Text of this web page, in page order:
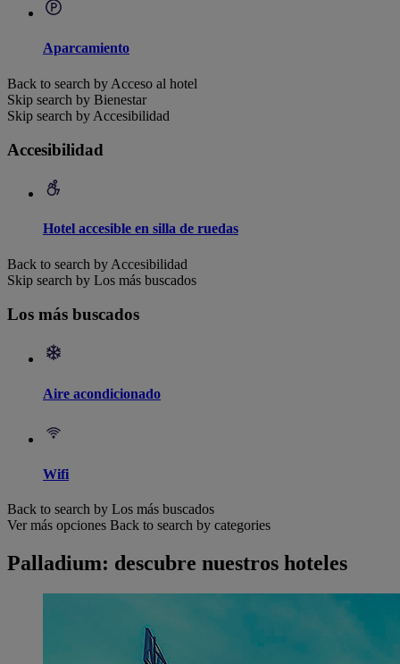
Aparcamiento
Back to search by Acceso al hotel
Skip search by Bienestar
Skip search by Accesibilidad
Accesibilidad
Hotel accesible en silla de ruedas
Back to search by Accesibilidad
Skip search by Los más buscados
Los más buscados
Aire acondicionado
Wifi
Back to search by Los más buscados
Ver más opciones Back to search by categories
Palladium: descubre nuestros hoteles